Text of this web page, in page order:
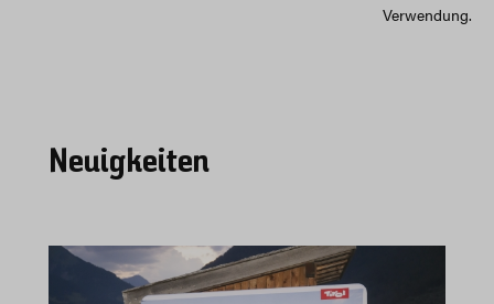
Verwendung.
Neuigkeiten